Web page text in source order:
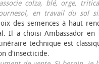
colza, blé, orge,
en travail du sol
des semences à haut
Il a choisi Ambassador en
technique est
d'insecticide.